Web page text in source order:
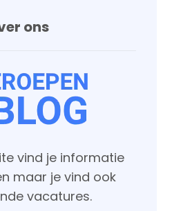
ons
vind je informatie
maar je vind ook
vacatures.